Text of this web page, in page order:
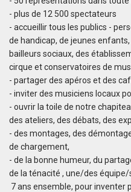
- plus de 12 500 spectateurs
- accueillir tous les publics -
de handicap, de jeunes
bailleurs sociaux, des
cirque et conservatoires de
- partager des apéros et des
- inviter des musiciens locaux
- ouvrir la toile de notre
des ateliers, des débats, des
- des montages, des
de chargement,
- de la bonne humeur, du
de la ténacité , une/des
7 ans ensemble, pour inventer